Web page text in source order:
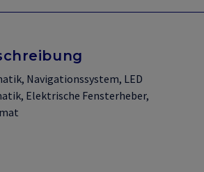
Navigationssystem, LED
Elektrische Fensterheber,